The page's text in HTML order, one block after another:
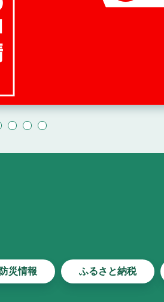
防災情報 ふるさと納税